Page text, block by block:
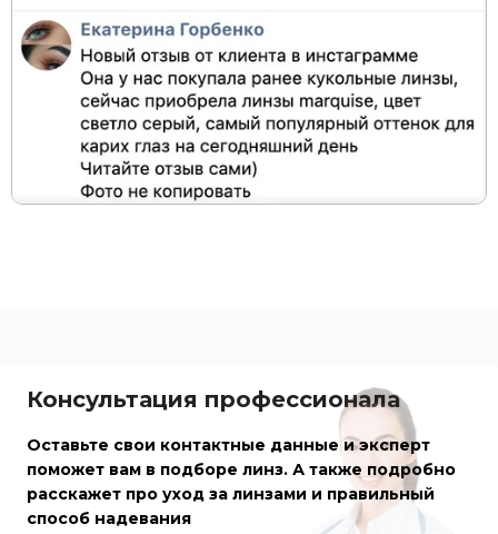
Консультация профессионала
Оставьте свои контактные данные и эксперт
поможет вам в подборе линз. А также подробно
расскажет про уход за линзами и правильный
способ надевания